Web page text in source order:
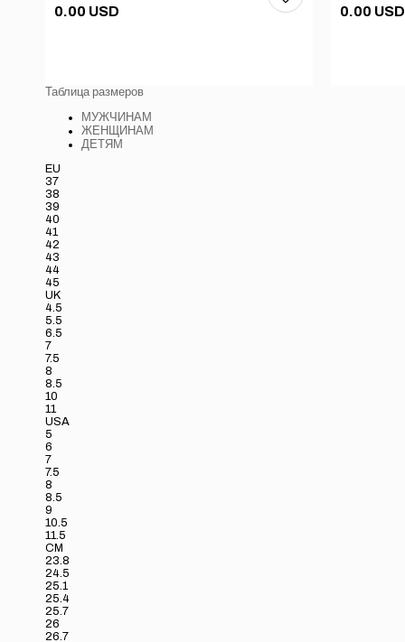
0.00 USD 0.00 USD
Таблица размеров
МУЖЧИНАМ
ЖЕНЩИНАМ
ДЕТЯМ
EU
37
38
39
40
41
42
43
44
45
UK
4.5
5.5
6.5
7
7.5
8
8.5
10
11
USA
5
6
7
7.5
8
8.5
9
10.5
11.5
CM
23.8
24.5
25.1
25.4
25.7
26
26.7